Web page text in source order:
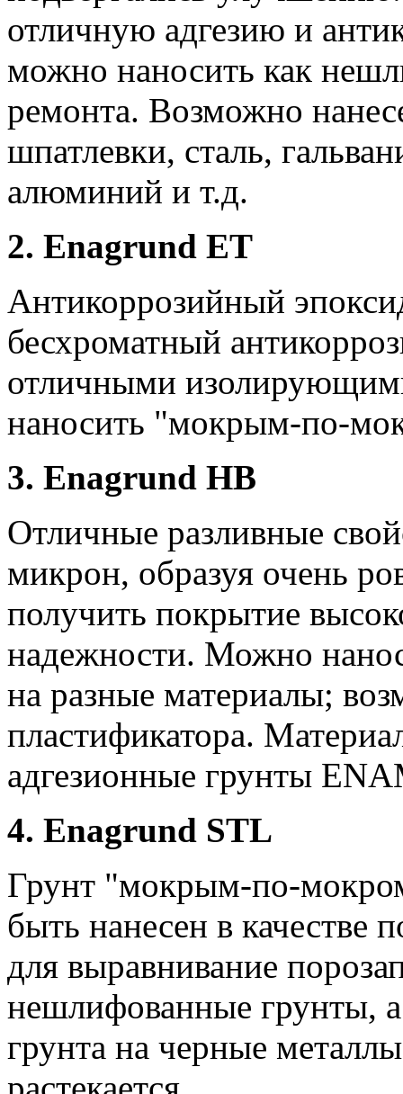
отличную адгезию и
можно наносить как
ремонта. Возможно
шпатлевки, сталь,
алюминий и т.д.
2. Enagrund ET
Антикоррозийный
бесхроматный
отличными
наносить "мокрым-по-
3. Enagrund HB
Отличные разливные
микрон, образуя очень
получить покрытие
надежности. Можно
на разные материалы;
пластификатора.
адгезионные грунты
4. Enagrund STL
Грунт "мокрым-по-
быть нанесен в качестве
для выравнивание
нешлифованные грунты, а
грунта на черные